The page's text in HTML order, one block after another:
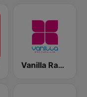
Vanilla Radio Deep